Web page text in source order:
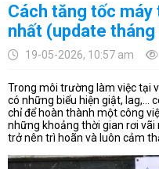
Cách tăng tốc máy
nhất (update
19-05-2026, 10:57 am
Trong môi trường làm việc tại
có những biểu hiện giật, lag,...
chỉ để hoàn thành một công
những khoảng thời gian rơi vãi
trở nên trì hoãn và luôn cảm